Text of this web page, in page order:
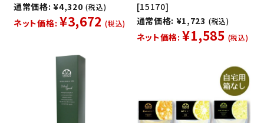
通常価格: ¥4,320 (税込)
ネット価格: ¥3,672 (税込)
[15170]
通常価格: ¥1,723 (税込)
ネット価格: ¥1,585 (税込)